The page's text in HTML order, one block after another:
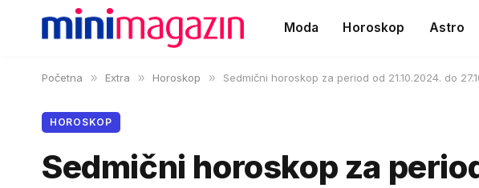
Moda Horoskop Astro
Početna » Extra » Horoskop » Sedmični horoskop za period od 21.10.2024. do
HOROSKOP
Sedmični horoskop za